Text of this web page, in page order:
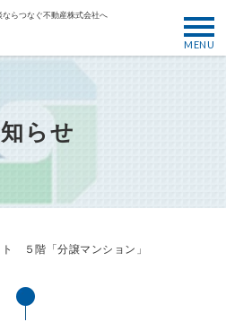
らつなぐ不動産株式会社へ
MENU
らせ
ト ５階「分譲マンション」